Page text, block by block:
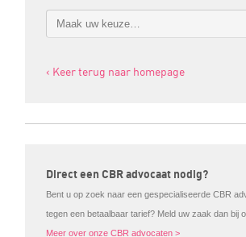
‹ Keer terug naar homepage
Direct een CBR advocaat nodig?
Bent u op zoek naar een gespecialiseerde CBR
tegen een betaalbaar tarief? Meld uw zaak dan bij
Meer over onze CBR advocaten >